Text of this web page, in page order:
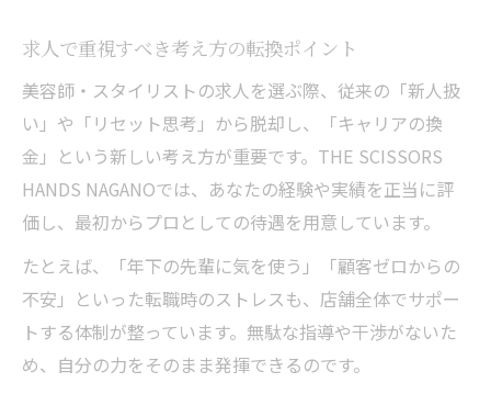
求人で重視すべき考え方の転換ポイント
美容師・スタイリストの求人を選ぶ際、従来の「新人扱
い」や「リセット思考」から脱却し、「キャリアの換
金」という新しい考え方が重要です。THE SCISSORS
HANDS NAGANOでは、あなたの経験や実績を正当に評
価し、最初からプロとしての待遇を用意しています。
たとえば、「年下の先輩に気を使う」「顧客ゼロからの
不安」といった転職時のストレスも、店舗全体でサポー
トする体制が整っています。無駄な指導や干渉がないた
め、自分の力をそのまま発揮できるのです。